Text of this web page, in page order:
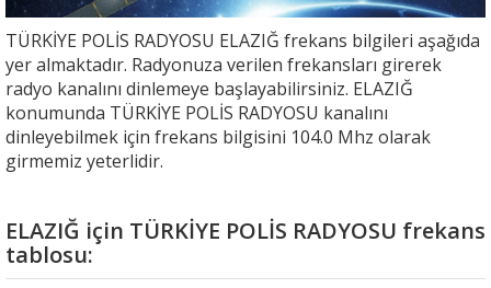
TÜRKİYE POLİS RADYOSU ELAZIĞ frekans bilgileri aşağıda
yer almaktadır. Radyonuza verilen frekansları girerek
radyo kanalını dinlemeye başlayabilirsiniz. ELAZIĞ
konumunda TÜRKİYE POLİS RADYOSU kanalını
dinleyebilmek için frekans bilgisini 104.0 Mhz olarak
girmemiz yeterlidir.
ELAZIĞ için TÜRKİYE POLİS RADYOSU frekans
tablosu: